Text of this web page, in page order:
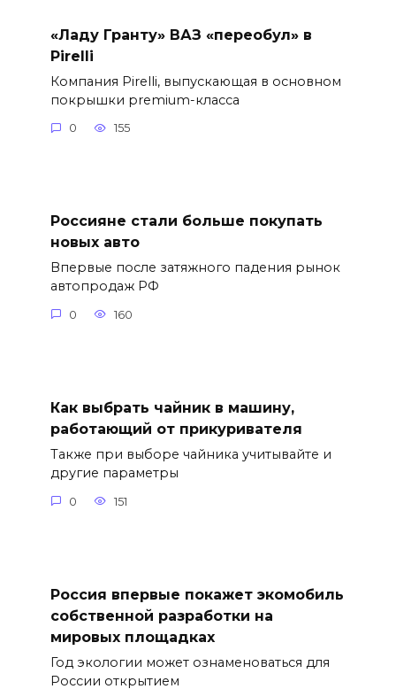
«Ладу Гранту» ВАЗ «переобул» в
Pirelli
Компания Pirelli, выпускающая в основном
покрышки premium-класса
0 155
Россияне стали больше покупать
новых авто
Впервые после затяжного падения рынок
автопродаж РФ
0 160
Как выбрать чайник в машину,
работающий от прикуривателя
Также при выборе чайника учитывайте и
другие параметры
0 151
Россия впервые покажет экомобиль
собственной разработки на
мировых площадках
Год экологии может ознаменоваться для
России открытием